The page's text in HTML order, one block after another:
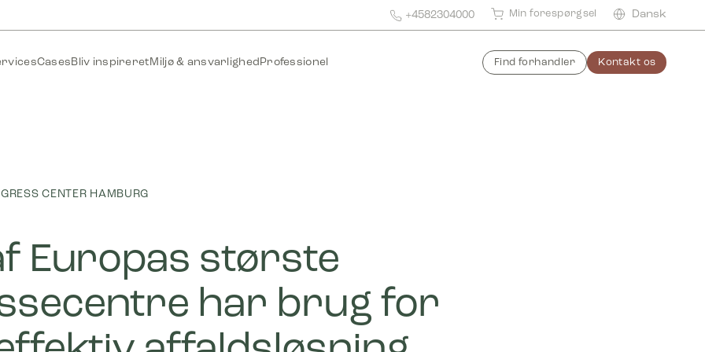
+4582304000 Min forespørgsel Dansk
Cases Bliv inspireret Miljø & ansvarlighed Professionel Find forhandler Kontakt os
CENTER HAMBURG
Europas største
har brug for